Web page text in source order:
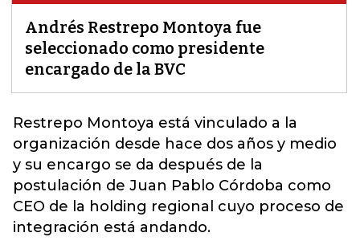
Andrés Restrepo Montoya fue
seleccionado como presidente
encargado de la BVC
Restrepo Montoya está vinculado a la
organización desde hace dos años y medio
y su encargo se da después de la
postulación de Juan Pablo Córdoba como
CEO de la holding regional cuyo proceso de
integración está andando.